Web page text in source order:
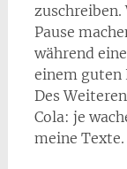
zuschreiben.
Pause
während
einem guten
Des
Cola: je
meine Texte.